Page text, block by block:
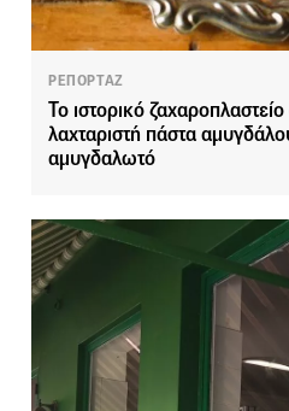
ΡΕΠΟΡΤΑΖ
Το ιστορικό
λαχταριστή πάστα
αμυγδαλωτό